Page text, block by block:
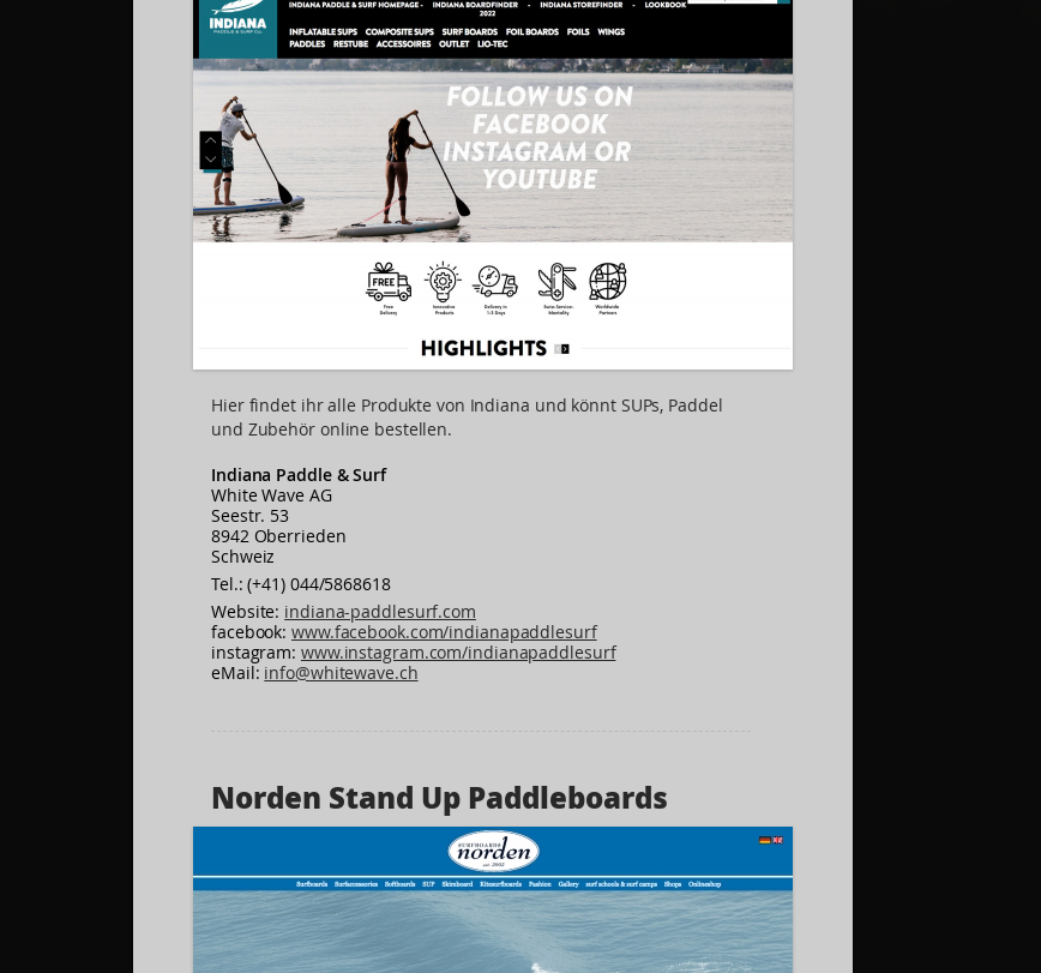
Hier findet ihr alle Produkte von Indiana und könnt SUPs, Paddel
und Zubehör online bestellen.
Indiana Paddle & Surf
White Wave AG
Seestr. 53
8942 Oberrieden
Schweiz
Tel.: (+41) 044/5868618
Website: indiana-paddlesurf.com
facebook:www.facebook.com/indianapaddlesurf
instagram: www.instagram.com/indianapaddlesurf
eMail: info@whitewave.ch
Norden Stand Up Paddleboards